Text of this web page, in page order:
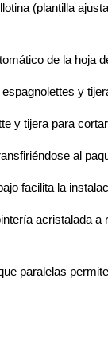
(plantilla
de la hoja
y
y tijera para cortar
al
facilita la
acristalada a
paralelas